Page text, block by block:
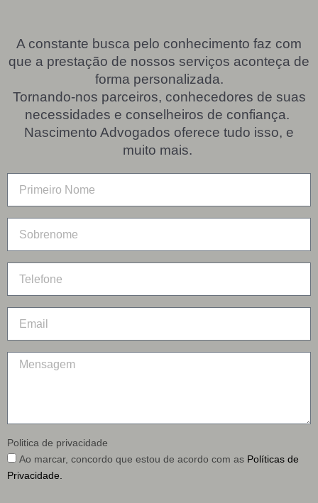
A constante busca pelo conhecimento faz com
que a prestação de nossos serviços aconteça de
forma personalizada.
Tornando-nos parceiros, conhecedores de suas
necessidades e conselheiros de confiança.
Nascimento Advogados oferece tudo isso, e
muito mais.
Politica de privacidade
Ao marcar, concordo que estou de acordo com as Políticas de
Privacidade.